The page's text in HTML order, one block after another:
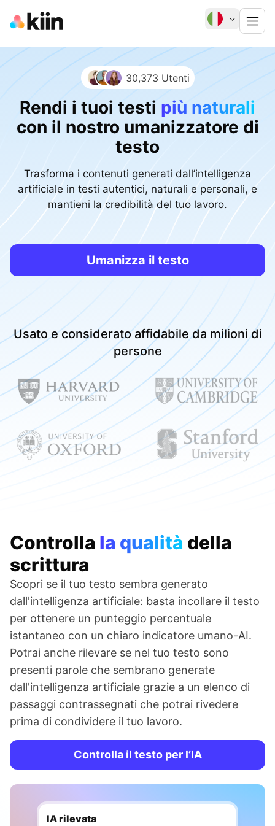
30,373 Utenti
Rendi i tuoi testi più naturali
con il nostro umanizzatore di
testo
Trasforma i contenuti generati dall’intelligenza
artificiale in testi autentici, naturali e personali, e
mantieni la credibilità del tuo lavoro.
Umanizza il testo
Usato e considerato affidabile da milioni di
persone
Controlla la qualità della
scrittura
Scopri se il tuo testo sembra generato
dall'intelligenza artificiale: basta incollare il testo
per ottenere un punteggio percentuale
istantaneo con un chiaro indicatore umano-AI.
Potrai anche rilevare se nel tuo testo sono
presenti parole che sembrano generate
dall'intelligenza artificiale grazie a un elenco di
passaggi contrassegnati che potrai rivedere
prima di condividere il tuo lavoro.
Controlla il testo per l’IA
IA rilevata